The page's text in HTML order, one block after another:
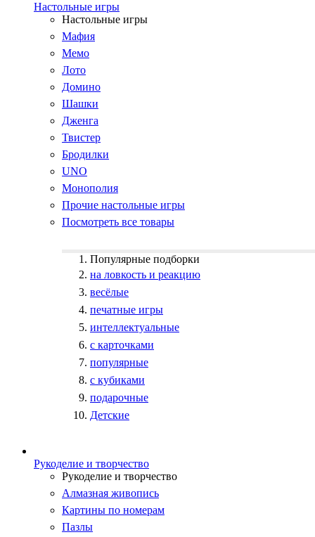
Настольные игры
Настольные игры
Мафия
Мемо
Лото
Домино
Шашки
Дженга
Твистер
Бродилки
UNO
Монополия
Прочие настольные игры
Посмотреть все товары
Популярные подборки
на ловкость и реакцию
весёлые
печатные игры
интеллектуальные
с карточками
популярные
с кубиками
подарочные
Детские
Рукоделие и творчество
Рукоделие и творчество
Алмазная живопись
Картины по номерам
Пазлы